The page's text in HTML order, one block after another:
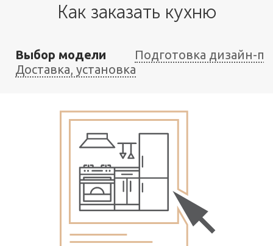
Как заказать кухню
Выбор модели
Подготовка дизайн-
Доставка, установка